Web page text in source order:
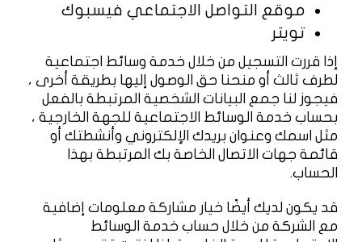
موقع التواصل الاجتماعي فيسبوك
تويتر
إذا قررت التسجيل من خلال خدمة وسائط اجتماعية
لطرف ثالث أو منحنا حق الوصول إليها بطريقة أخرى ،
فيجوز لنا جمع البيانات الشخصية المرتبطة بالفعل
بحساب خدمة الوسائط الاجتماعية للجهة الخارجية ،
مثل اسمك وعنوان بريدك الإلكتروني وأنشطتك أو
قائمة جهات الاتصال الخاصة بك المرتبطة بهذا
الحساب.
قد يكون لديك أيضًا خيار مشاركة معلومات إضافية
مع الشركة من خلال حساب خدمة الوسائط